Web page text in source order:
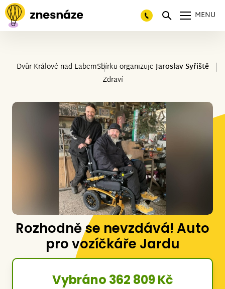
MENU
Dvůr Králové nad LabemSbírku organizujeJaroslav Syřiště
Zdraví
Rozhodně se nevzdává! Auto
pro vozíčkáře Jardu
Vybráno 362 809 Kč